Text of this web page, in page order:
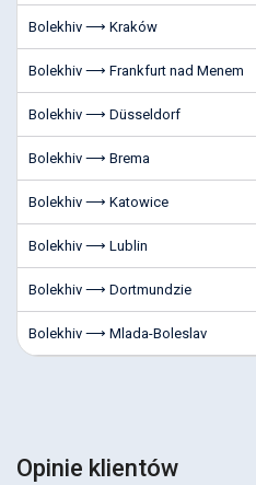
Bolekhiv ⟶ Kraków
Bolekhiv ⟶ Frankfurt nad Menem
Bolekhiv ⟶ Düsseldorf
Bolekhiv ⟶ Brema
Bolekhiv ⟶ Katowice
Bolekhiv ⟶ Lublin
Bolekhiv ⟶ Dortmundzie
Bolekhiv ⟶ Mlada-Boleslav
Opinie klientów